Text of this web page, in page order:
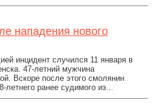
нападения нового
инцидент случился 11 января в
47-летний мужчина
Вскоре после этого смолянин
летнего ранее судимого из...